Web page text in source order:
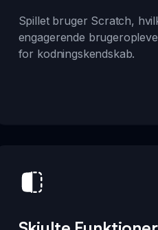
Spillet bruger Scratch,
engagerende
for kodningskendskab.